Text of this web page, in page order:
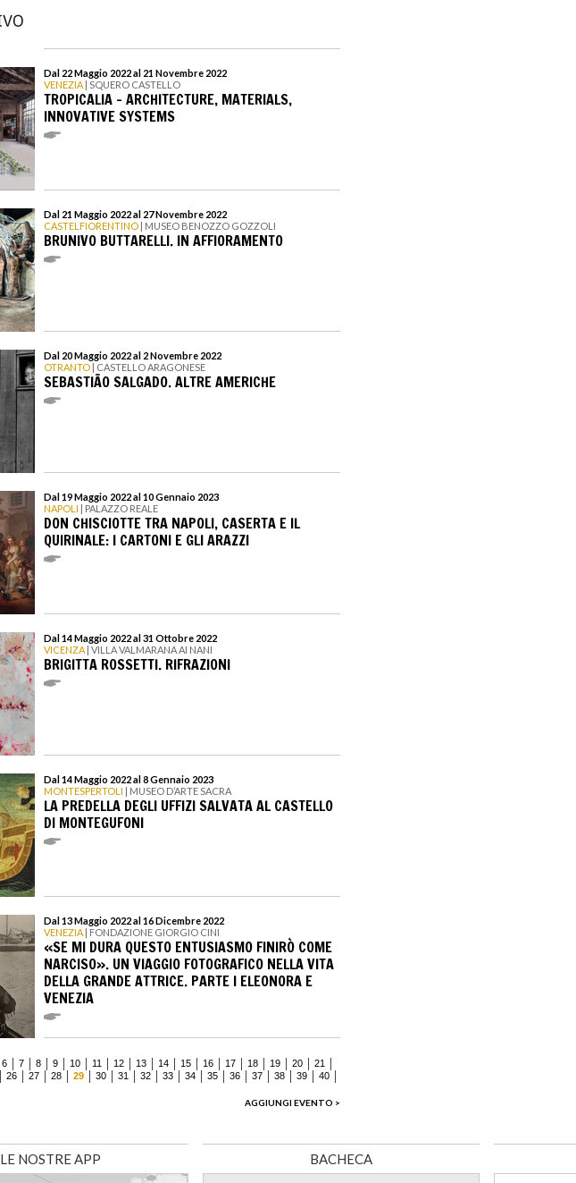
Dal 22 Maggio 2022 al 21 Novembre 2022
VENEZIA | SQUERO CASTELLO
TROPICALIA - ARCHITECTURE, MATERIALS,
INNOVATIVE SYSTEMS
Dal 21 Maggio 2022 al 27 Novembre 2022
CASTELFIORENTINO | MUSEO BENOZZO GOZZOLI
BRUNIVO BUTTARELLI. IN AFFIORAMENTO
Dal 20 Maggio 2022 al 2 Novembre 2022
OTRANTO | CASTELLO ARAGONESE
SEBASTIÃO SALGADO. ALTRE AMERICHE
Dal 19 Maggio 2022 al 10 Gennaio 2023
NAPOLI | PALAZZO REALE
DON CHISCIOTTE TRA NAPOLI, CASERTA E IL
QUIRINALE: I CARTONI E GLI ARAZZI
Dal 14 Maggio 2022 al 31 Ottobre 2022
VICENZA | VILLA VALMARANA AI NANI
BRIGITTA ROSSETTI. RIFRAZIONI
Dal 14 Maggio 2022 al 8 Gennaio 2023
MONTESPERTOLI | MUSEO D’ARTE SACRA
LA PREDELLA DEGLI UFFIZI SALVATA AL CASTELLO
DI MONTEGUFONI
Dal 13 Maggio 2022 al 16 Dicembre 2022
VENEZIA | FONDAZIONE GIORGIO CINI
«SE MI DURA QUESTO ENTUSIASMO FINIRÒ COME
NARCISO». UN VIAGGIO FOTOGRAFICO NELLA VITA
DELLA GRANDE ATTRICE. PARTE I ELEONORA E
VENEZIA
6 7 8 9 10 11 12 13 14 15 16 17 18 19 20
21
26 27 28 29 30 31 32 33 34 35 36 37 38 39
40
AGGIUNGI EVENTO >
LE NOSTRE APP BACHECA